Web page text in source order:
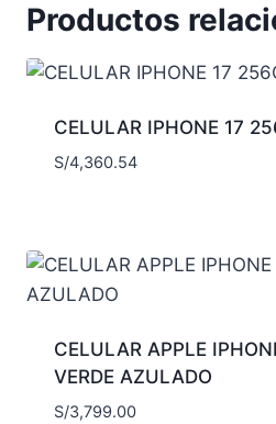
Productos
CELULAR IPHONE 17
S/4,360.54
CELULAR APPLE
VERDE AZULADO
S/3,799.00